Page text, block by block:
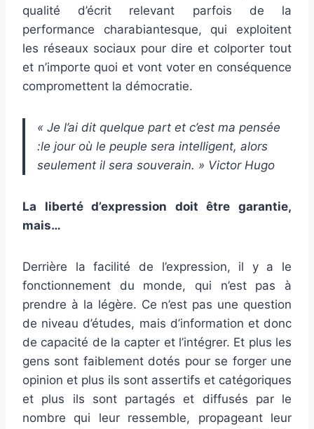
qualité d’écrit relevant parfois de la
performance charabiantesque, qui exploitent
les réseaux sociaux pour dire et colporter tout
et n’importe quoi et vont voter en conséquence
compromettent la démocratie.
« Je l’ai dit quelque part et c’est ma pensée
:le jour où le peuple sera intelligent, alors
seulement il sera souverain. » Victor Hugo
La liberté d’expression doit être garantie,
mais…
Derrière la facilité de l’expression, il y a le
fonctionnement du monde, qui n’est pas à
prendre à la légère. Ce n’est pas une question
de niveau d’études, mais d’information et donc
de capacité de la capter et l’intégrer. Et plus les
gens sont faiblement dotés pour se forger une
opinion et plus ils sont assertifs et catégoriques
et plus ils sont partagés et diffusés par le
nombre qui leur ressemble, propageant leur